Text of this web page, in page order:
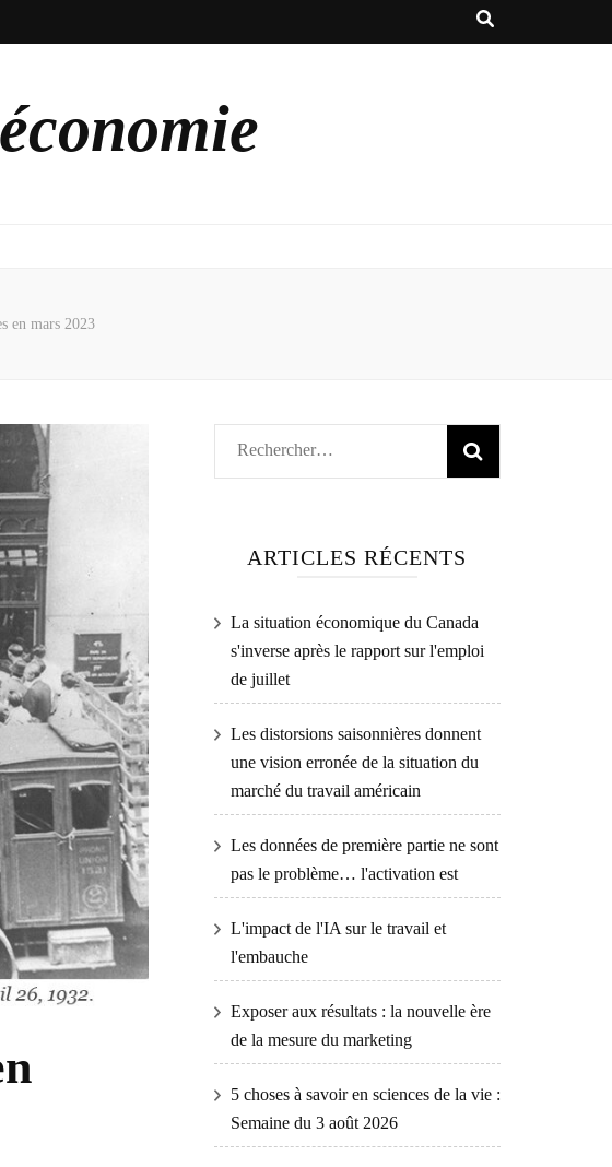
en mars 2023
Rechercher :
ARTICLES RÉCENTS
La situation économique du Canada
s'inverse après le rapport sur l'emploi
de juillet
Les distorsions saisonnières donnent
une vision erronée de la situation du
marché du travail américain
Les données de première partie ne sont
pas le problème… l'activation est
L'impact de l'IA sur le travail et
l'embauche
Exposer aux résultats : la nouvelle ère
de la mesure du marketing
5 choses à savoir en sciences de la vie :
Semaine du 3 août 2026